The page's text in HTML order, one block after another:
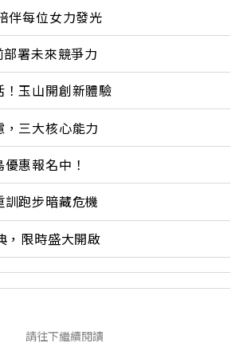
伴每位女力發光
署未來競爭力
玉山開創新體驗
三大核心能力
惠報名中！
跑步暗藏危機
，限時盛大開啟
請往下繼續閱讀